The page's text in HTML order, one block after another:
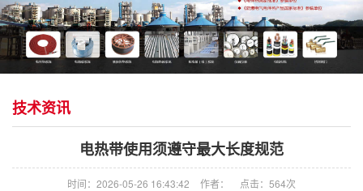
技术资讯
电热带使用须遵守最大长度规范
时间：2026-05-26 16:43:42 作者： 点击： 564次